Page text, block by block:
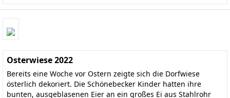
Osterwiese 2022
Bereits eine Woche vor Ostern zeigte sich die Dorfwiese
österlich dekoriert. Die Schönebecker Kinder hatten ihre
bunten, ausgeblasenen Eier an ein großes Ei aus Stahlrohr